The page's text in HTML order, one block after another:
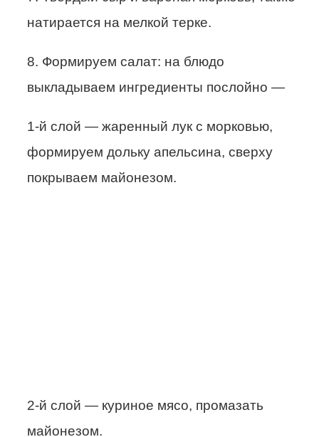
натирается на мелкой терке.
8. Формируем салат: на блюдо
выкладываем ингредиенты послойно —
1-й слой — жаренный лук с морковью,
формируем дольку апельсина, сверху
покрываем майонезом.
2-й слой — куриное мясо, промазать
майонезом.